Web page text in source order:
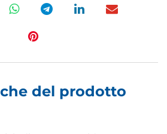
del prodotto